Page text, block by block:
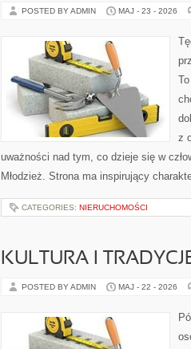
POSTED BY ADMIN MAJ - 23 - 2026
z
uważności nad tym, co dzieje się w
Młodzież. Strona ma inspirujący
CATEGORIES: NIERUCHOMOŚCI
KULTURA I
POSTED BY ADMIN MAJ - 22 - 2026